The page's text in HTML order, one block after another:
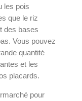
les pois
que le riz
des bases
Vous pouvez
quantité
et les
placards.
pour